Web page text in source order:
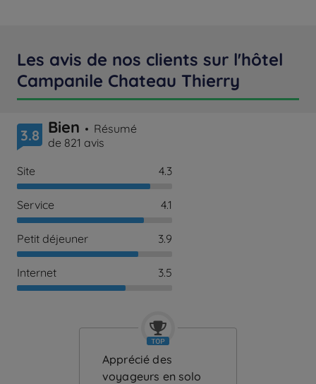
Les avis de nos clients sur l'hôtel
Campanile Chateau Thierry
3.8 Bien
Résumé
de 821 avis
Site
4.3
Service 4.1
Petit déjeuner 3.9
Internet 3.5
Apprécié des
voyageurs en solo